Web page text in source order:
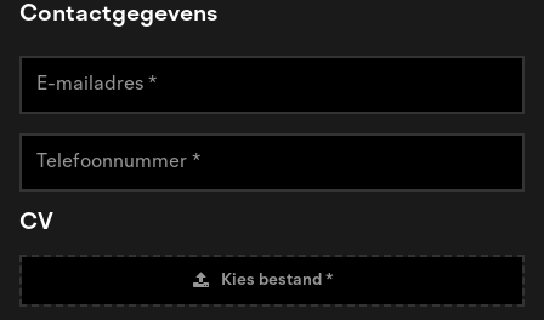
Contactgegevens
CV
Kies bestand *